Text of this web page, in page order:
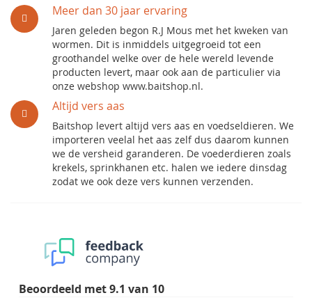
Meer dan 30 jaar ervaring
Jaren geleden begon R.J Mous met het kweken van
wormen. Dit is inmiddels uitgegroeid tot een
groothandel welke over de hele wereld levende
producten levert, maar ook aan de particulier via
onze webshop www.baitshop.nl.
Altijd vers aas
Baitshop levert altijd vers aas en voedseldieren. We
importeren veelal het aas zelf dus daarom kunnen
we de versheid garanderen. De voederdieren zoals
krekels, sprinkhanen etc. halen we iedere dinsdag
zodat we ook deze vers kunnen verzenden.
Beoordeeld met9.1 van 10